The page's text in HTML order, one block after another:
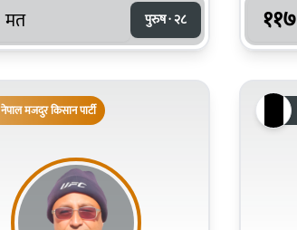
मत पुरुष · २८ ११७
नेपाल मजदुर किसान पार्टी